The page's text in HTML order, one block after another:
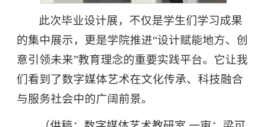
此次毕业设计展，不仅是学生们学习成果
的集中展示，更是学院推进“设计赋能地方、创
意引领未来”教育理念的重要实践平台。它让我
们看到了数字媒体艺术在文化传承、科技融合
与服务社会中的广阔前景。